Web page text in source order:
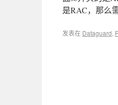
是RAC，那么
发表在 Dataguard,